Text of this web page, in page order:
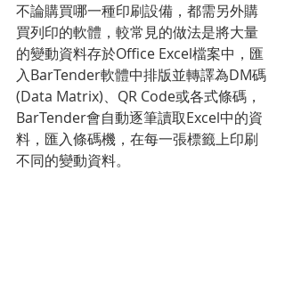
不論購買哪一種印刷設備，都需另外購
買列印的軟體，較常見的做法是將大量
的變動資料存於Office Excel檔案中，匯
入BarTender軟體中排版並轉譯為DM碼
(Data Matrix)、QR Code或各式條碼，
BarTender會自動逐筆讀取Excel中的資
料，匯入條碼機，在每一張標籤上印刷
不同的變動資料。